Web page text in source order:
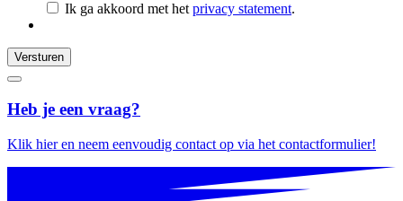
Ik ga akkoord met het privacy statement.
Versturen
Heb je een vraag?
Klik hier en neem eenvoudig contact op via het contactformulier!